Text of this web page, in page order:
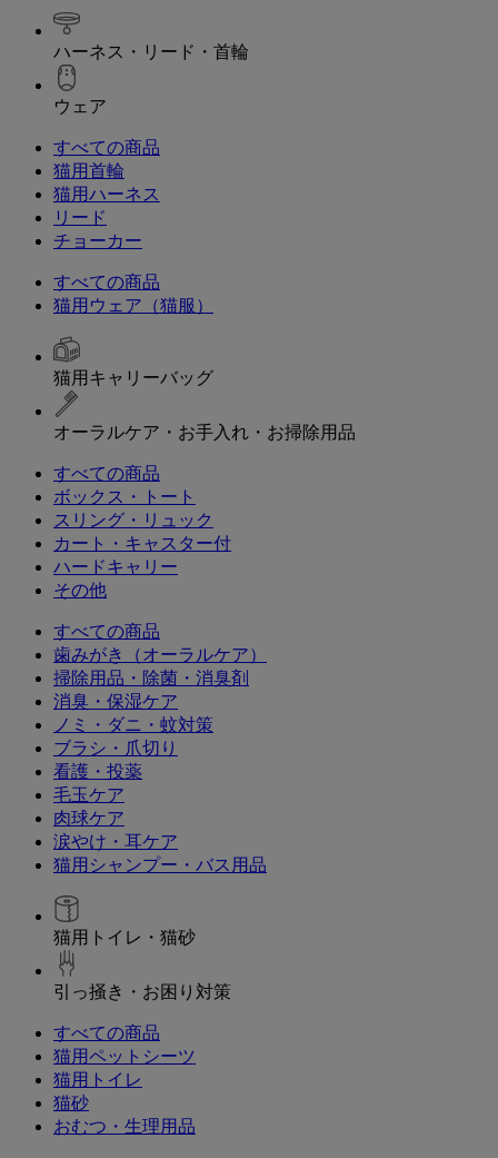
ハーネス・リード・首輪
ウェア
すべての商品
猫用首輪
猫用ハーネス
リード
チョーカー
すべての商品
猫用ウェア（猫服）
猫用キャリーバッグ
オーラルケア・お手入れ・お掃除用品
すべての商品
ボックス・トート
スリング・リュック
カート・キャスター付
ハードキャリー
その他
すべての商品
歯みがき（オーラルケア）
掃除用品・除菌・消臭剤
消臭・保湿ケア
ノミ・ダニ・蚊対策
ブラシ・爪切り
看護・投薬
毛玉ケア
肉球ケア
涙やけ・耳ケア
猫用シャンプー・バス用品
猫用トイレ・猫砂
引っ掻き・お困り対策
すべての商品
猫用ペットシーツ
猫用トイレ
猫砂
おむつ・生理用品